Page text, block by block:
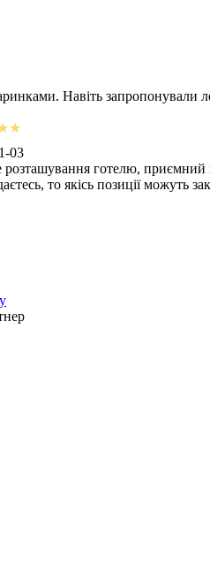
Навіть запропонували
03
розташування готелю, приємний
то якісь позиції можуть